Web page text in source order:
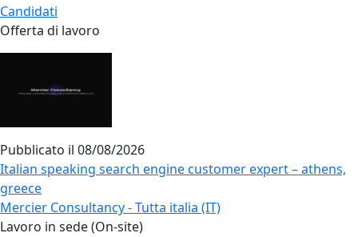
Candidati
Offerta di lavoro
Pubblicato il 08/08/2026
Italian speaking search engine customer expert – athens,
greece
Mercier Consultancy - Tutta italia (IT)
Lavoro in sede (On-site)